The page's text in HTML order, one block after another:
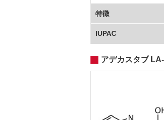
特徴
IUPAC
アデカスタブ